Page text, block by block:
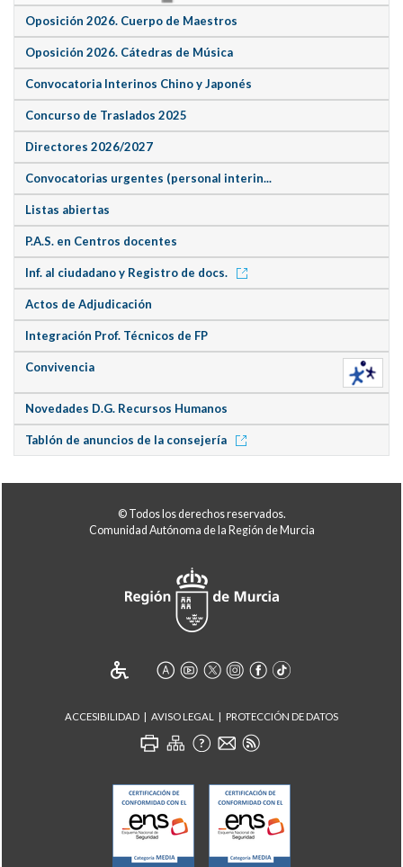
Oposición 2026. Cuerpo de Maestros
Oposición 2026. Cátedras de Música
Convocatoria Interinos Chino y Japonés
Concurso de Traslados 2025
Directores 2026/2027
Convocatorias urgentes (personal interin...
Listas abiertas
P.A.S. en Centros docentes
Inf. al ciudadano y Registro de docs.
Actos de Adjudicación
Integración Prof. Técnicos de FP
Convivencia
Novedades D.G. Recursos Humanos
Tablón de anuncios de la consejería
© Todos los derechos reservados.
Comunidad Autónoma de la Región de Murcia
ACCESIBILIDAD AVISO LEGAL PROTECCIÓN DE DATOS